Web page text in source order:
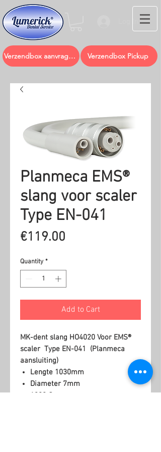
Verzendbox aanvragen Verzendbox Pickup
Planmeca EMS®
slang voor scaler
Type EN-041
€119.00
Quantity *
Add to Cart
MK-dent slang HO4020 Voor EMS®
scaler Type EN-041 (Planmeca
aansluiting)
Lengte 1030mm
Diameter 7mm